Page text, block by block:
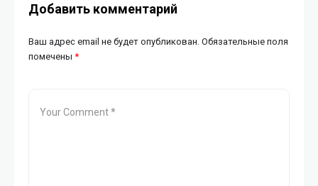
Добавить комментарий
Ваш адрес email не будет опубликован. Обязательные поля
помечены *